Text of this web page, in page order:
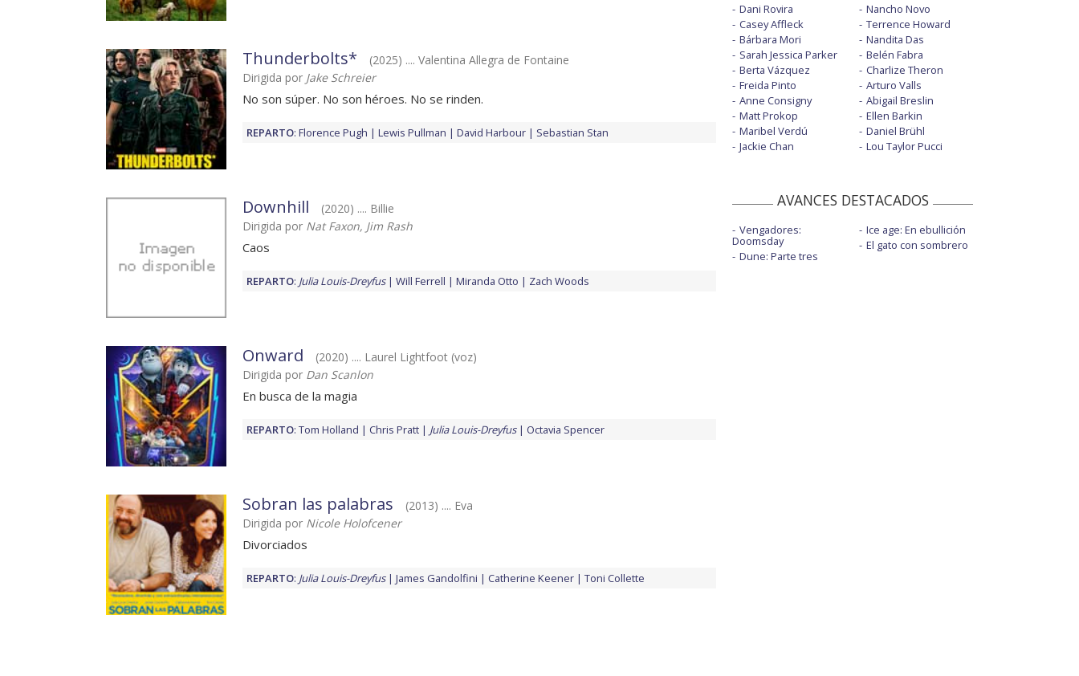
Thunderbolts*
(2025) .... Valentina Allegra de Fontaine
Dirigida por Jake Schreier
No son súper. No son héroes. No se rinden.
REPARTO: Florence Pugh Lewis Pullman David Harbour Sebastian Stan
Downhill
(2020) .... Billie
Dirigida por Nat Faxon, Jim Rash
Caos
REPARTO: Julia Louis-Dreyfus Will Ferrell Miranda Otto Zach Woods
Onward
(2020) .... Laurel Lightfoot (voz)
Dirigida por Dan Scanlon
En busca de la magia
REPARTO: Tom Holland Chris Pratt Julia Louis-Dreyfus Octavia Spencer
Sobran las palabras
(2013) .... Eva
Dirigida por Nicole Holofcener
Divorciados
REPARTO: Julia Louis-Dreyfus James Gandolfini Catherine Keener Toni Collette
Dani Rovira
Casey Affleck
Bárbara Mori
Sarah Jessica Parker
Berta Vázquez
Freida Pinto
Anne Consigny
Matt Prokop
Maribel Verdú
Jackie Chan
Nancho Novo
Terrence Howard
Nandita Das
Belén Fabra
Charlize Theron
Arturo Valls
Abigail Breslin
Ellen Barkin
Daniel Brühl
Lou Taylor Pucci
AVANCES DESTACADOS
Vengadores:
Doomsday
Dune: Parte tres
Ice age: En ebullición
El gato con sombrero